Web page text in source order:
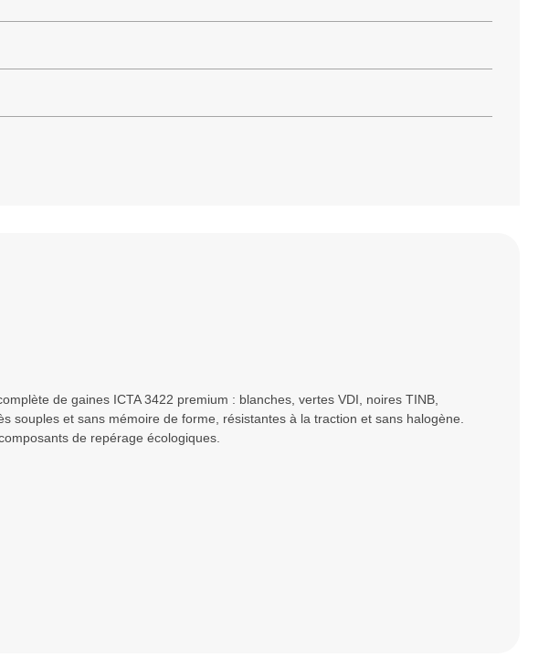
de gaines ICTA 3422 premium : blanches, vertes VDI, noires TINB,
souples et sans mémoire de forme, résistantes à la traction et sans halogène.
de repérage écologiques.